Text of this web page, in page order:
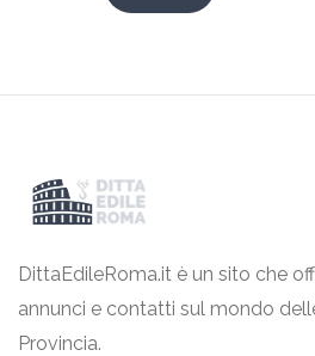
DittaEdileRoma.it è un sito che
annunci e contatti sul mondo
Provincia.